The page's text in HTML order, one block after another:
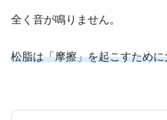
全く音が鳴りません。
松脂は「摩擦」を起こすため